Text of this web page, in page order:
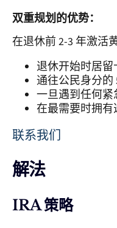
双重规划的优势：
在退休前 2-3 年激活
退休开始时居
通往公民身分的
一旦遇到任何紧
在最需要时拥有
联系我们
解法
IRA 策略